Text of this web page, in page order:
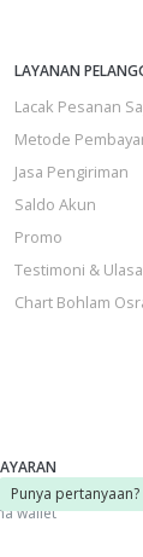
LAYANAN
Lacak Pesanan
Metode
Jasa Pengiriman
Saldo Akun
Promo
Testimoni &
Chart Bohlam
Punya